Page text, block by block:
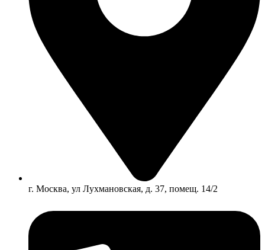
г. Москва, ул Лухмановская, д. 37, помещ. 14/2